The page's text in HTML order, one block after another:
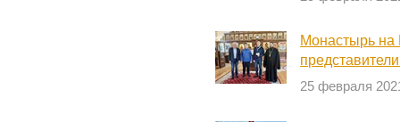
Монастырь на
25 февраля